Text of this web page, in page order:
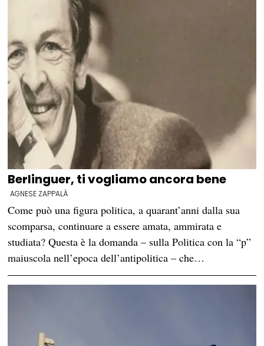
Berlinguer, ti vogliamo ancora bene
AGNESE ZAPPALÀ
Come può una figura politica, a quarant’anni dalla sua
scomparsa, continuare a essere amata, ammirata e
studiata? Questa è la domanda – sulla Politica con la “p”
maiuscola nell’epoca dell’antipolitica – che…